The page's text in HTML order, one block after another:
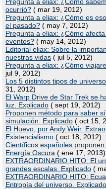
ocurrió? ( mar 19, 2012)
Pregunta a eliax: ¿Cómo es
el pasado? ( may 7, 2012)
Pregunta a eliax: ¿Cómo
eventos? ( may 14, 2012)
Editorial eliax: Sobre la
nuestras vidas ( jul 5, 2012)
Pregunta a eliax: ¿Cómo
jul 9, 2012)
Los 5 distintos tipos de
31, 2012)
El Warp Drive de Star Trek se
luz. Explicado ( sept 19, 2012)
Proponen método para saber
simulación. Explicado ( oct 15,
El Huevo, por Andy Weir.
Existencialismo ( oct 18, 2012)
Científicos españoles
Energía Oscura ( ene 17, 2013)
EXTRAORDINARIO HITO: El
grandes escalas. Explicado (
EXTRAORDINARIO HITO:
Entropía del universo. Explicado